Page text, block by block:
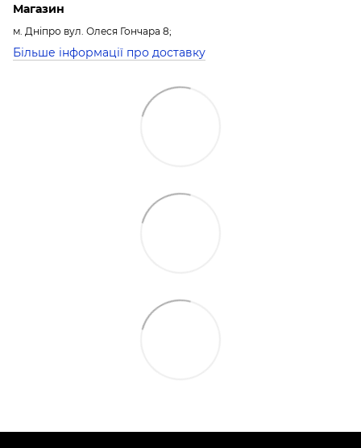
Магазин
м. Дніпро вул. Олеся Гончара 8;
Більше інформації про доставку